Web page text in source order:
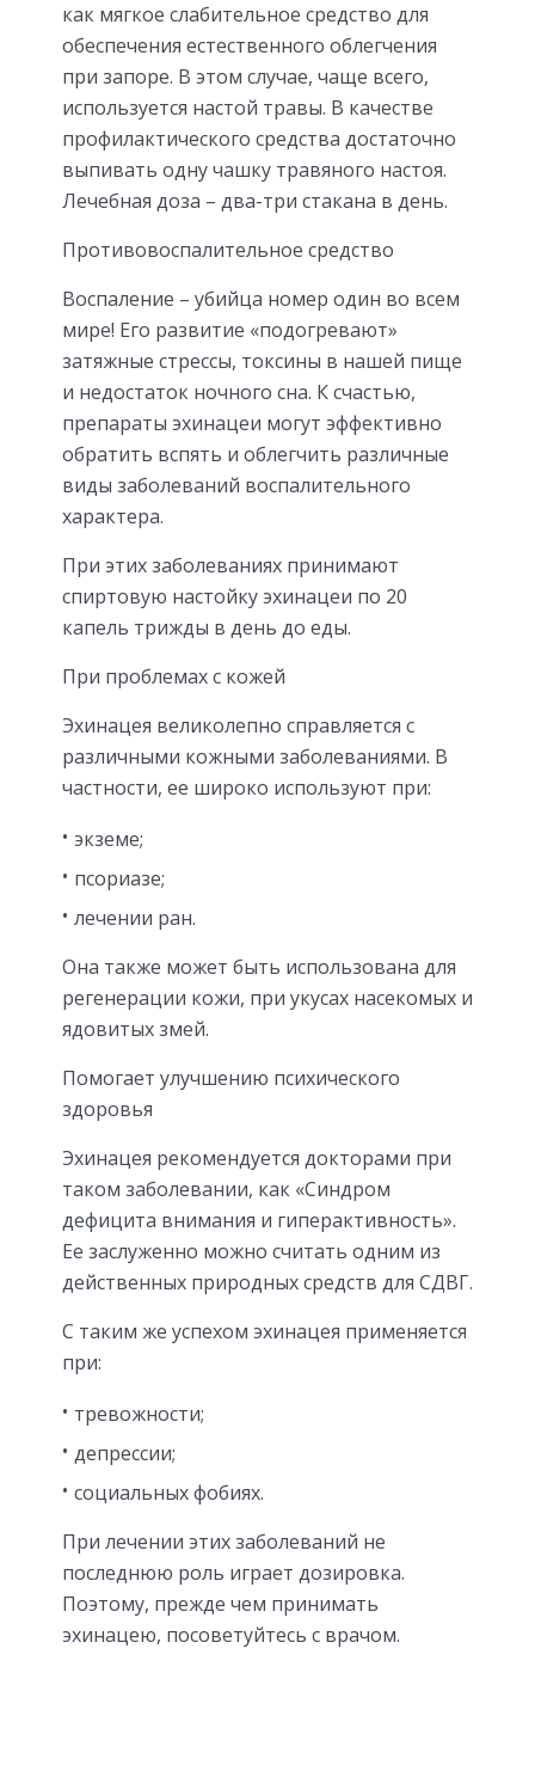
как мягкое слабительное средство для
обеспечения естественного облегчения
при запоре. В этом случае, чаще всего,
используется настой травы. В качестве
профилактического средства достаточно
выпивать одну чашку травяного настоя.
Лечебная доза – два-три стакана в день.
Противовоспалительное средство
Воспаление – убийца номер один во всем
мире! Его развитие «подогревают»
затяжные стрессы, токсины в нашей пище
и недостаток ночного сна. К счастью,
препараты эхинацеи могут эффективно
обратить вспять и облегчить различные
виды заболеваний воспалительного
характера.
При этих заболеваниях принимают
спиртовую настойку эхинацеи по 20
капель трижды в день до еды.
При проблемах с кожей
Эхинацея великолепно справляется с
различными кожными заболеваниями. В
частности, ее широко используют при:
экземе;
псориазе;
лечении ран.
Она также может быть использована для
регенерации кожи, при укусах насекомых и
ядовитых змей.
Помогает улучшению психического
здоровья
Эхинацея рекомендуется докторами при
таком заболевании, как «Синдром
дефицита внимания и гиперактивность».
Ее заслуженно можно считать одним из
действенных природных средств для СДВГ.
С таким же успехом эхинацея применяется
при:
тревожности;
депрессии;
социальных фобиях.
При лечении этих заболеваний не
последнюю роль играет дозировка.
Поэтому, прежде чем принимать
эхинацею, посоветуйтесь с врачом.